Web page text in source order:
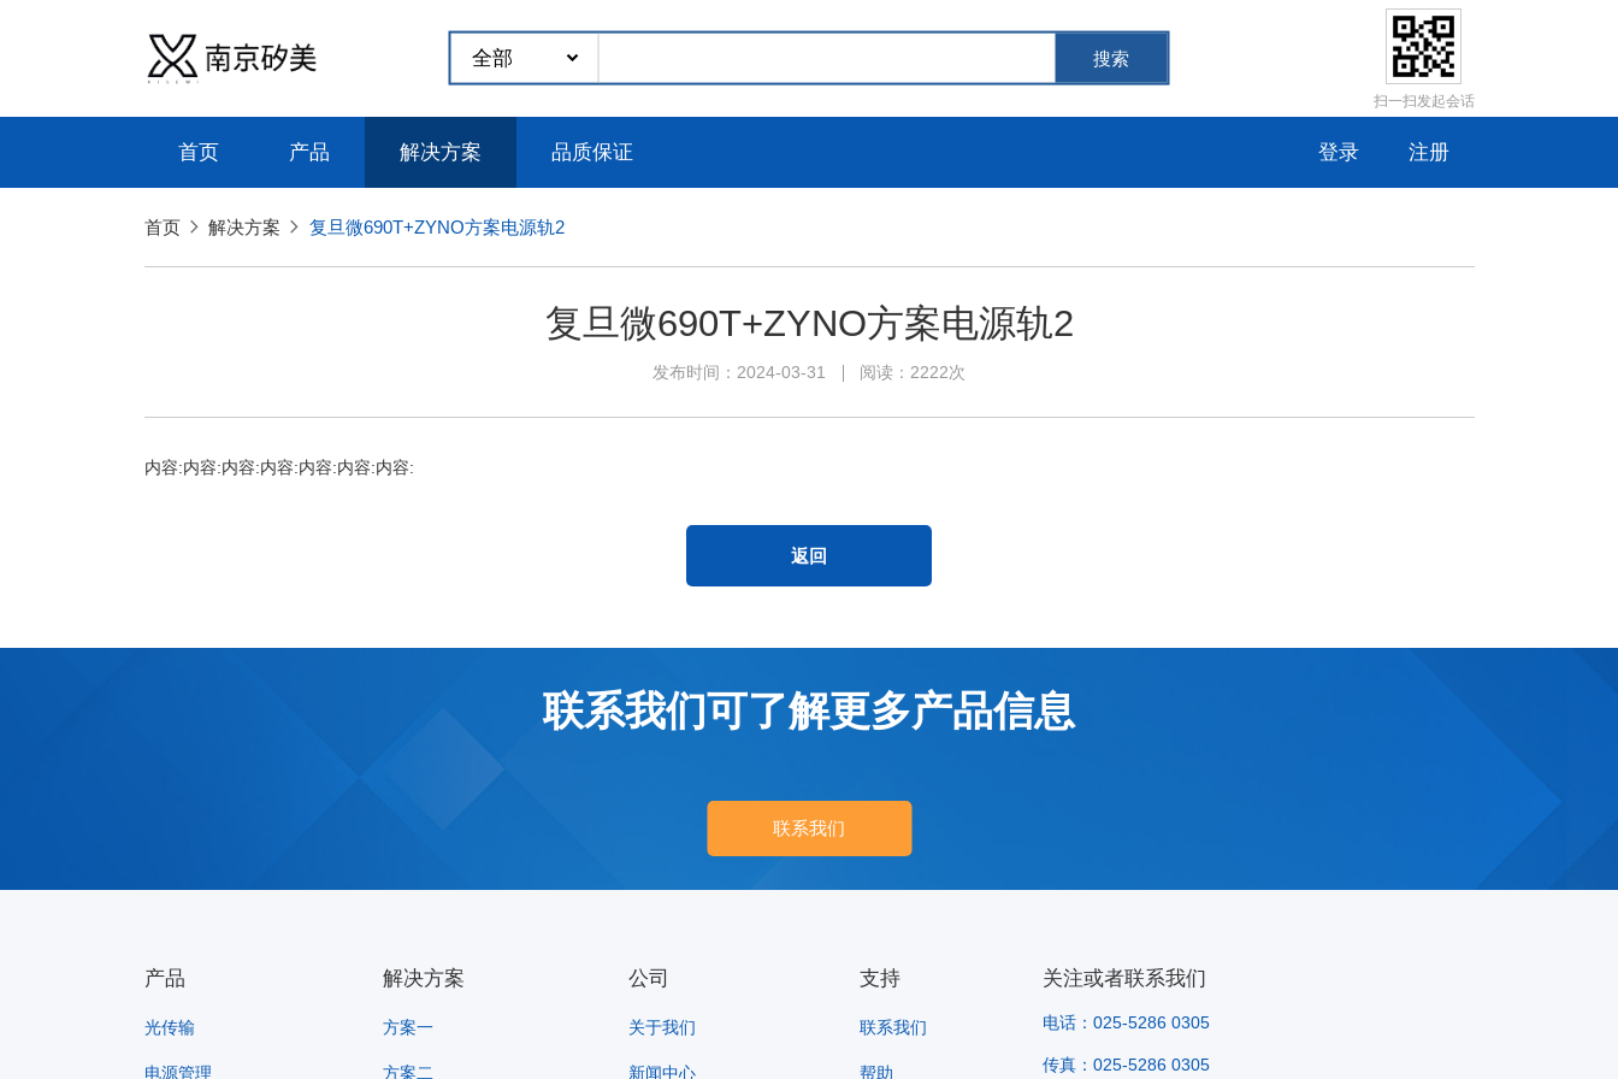
搜索
扫一扫发起会话
首页 产品 解决方案 品质保证 登录 注册
首页 解决方案 复旦微690T+ZYNO方案电源轨2
复旦微690T+ZYNO方案电源轨2
发布时间：2024-03-31 阅读：2222次
内容:内容:内容:内容:内容:内容:内容:
返回
联系我们可了解更多产品信息
联系我们
产品
光传输
电源管理
解决方案
方案一
方案二
公司
关于我们
新闻中心
支持
联系我们
帮助
关注或者联系我们
电话：025-5286 0305
传真：025-5286 0305